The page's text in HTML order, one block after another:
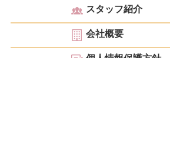
スタッフ紹介
会社概要
個人情報保護方針